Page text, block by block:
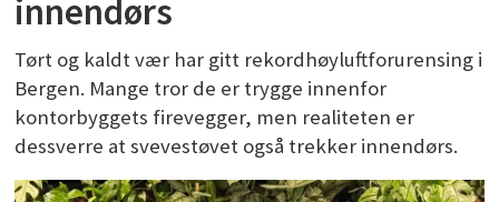
innendørs
Tørt og kaldt vær har gitt rekordhøyluftforurensing i
Bergen. Mange tror de er trygge innenfor
kontorbyggets firevegger, men realiteten er
dessverre at svevestøvet også trekker innendørs.